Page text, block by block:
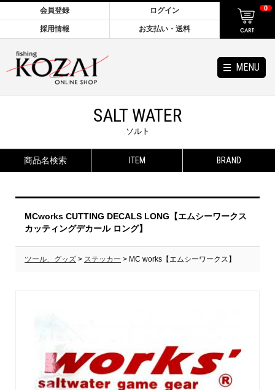
MENU
会員登録 ログイン
採用情報 お支払い・送料
0
SALT WATER
ソルト
商品名検索 ITEM BRAND
MCworks CUTTING DECALS LONG【エムシーワークス
カッティングデカール ロング】
ツール、グッズ > ステッカー > MC works【エムシーワークス】